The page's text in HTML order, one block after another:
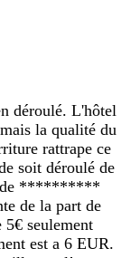
déroulé. L'hôtel
la qualité du
rattrape ce
soit déroulé de
de **********
de la part de
seulement
est a 6 EUR.